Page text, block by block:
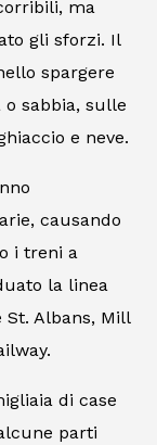
ma
gli sforzi. Il
spargere
sabbia, sulle
e neve.
causando
i treni a
la linea
Albans, Mill
di case
parti